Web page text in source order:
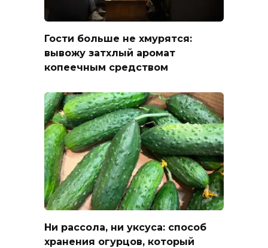
Гости больше не хмурятся:
вывожу затхлый аромат
копеечным средством
Ни рассола, ни уксуса: способ
хранения огурцов, который